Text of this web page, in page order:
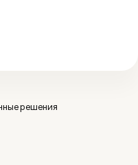
решения